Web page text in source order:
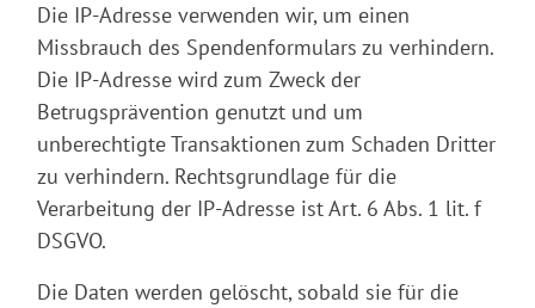
Die IP-Adresse verwenden wir, um einen
Missbrauch des Spendenformulars zu verhindern.
Die IP-Adresse wird zum Zweck der
Betrugsprävention genutzt und um
unberechtigte Transaktionen zum Schaden Dritter
zu verhindern. Rechtsgrundlage für die
Verarbeitung der IP-Adresse ist Art. 6 Abs. 1 lit. f
DSGVO.
Die Daten werden gelöscht, sobald sie für die